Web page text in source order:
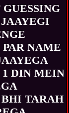
PAR NAME
DIN MEIN
TARAH